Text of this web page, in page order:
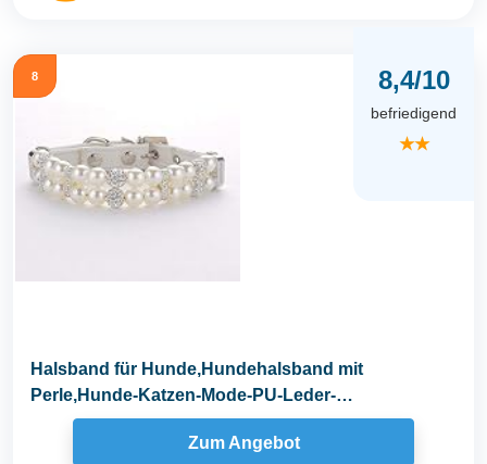
8 8,4/10
befriedigend
★★
Halsband für Hunde,Hundehalsband mit
Perle,Hunde-Katzen-Mode-PU-Leder-
Perlenhalsband mit...
Zum Angebot